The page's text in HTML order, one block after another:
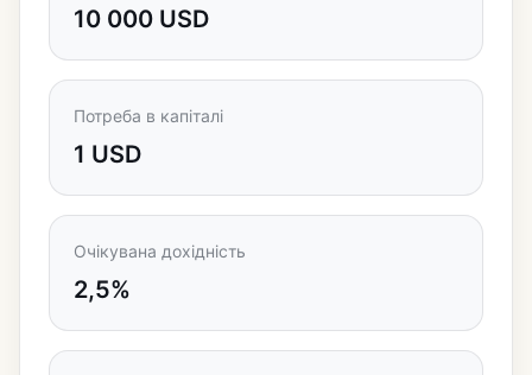
10 000 USD
Потреба в капіталі
1 USD
Очікувана дохідність
2,5%